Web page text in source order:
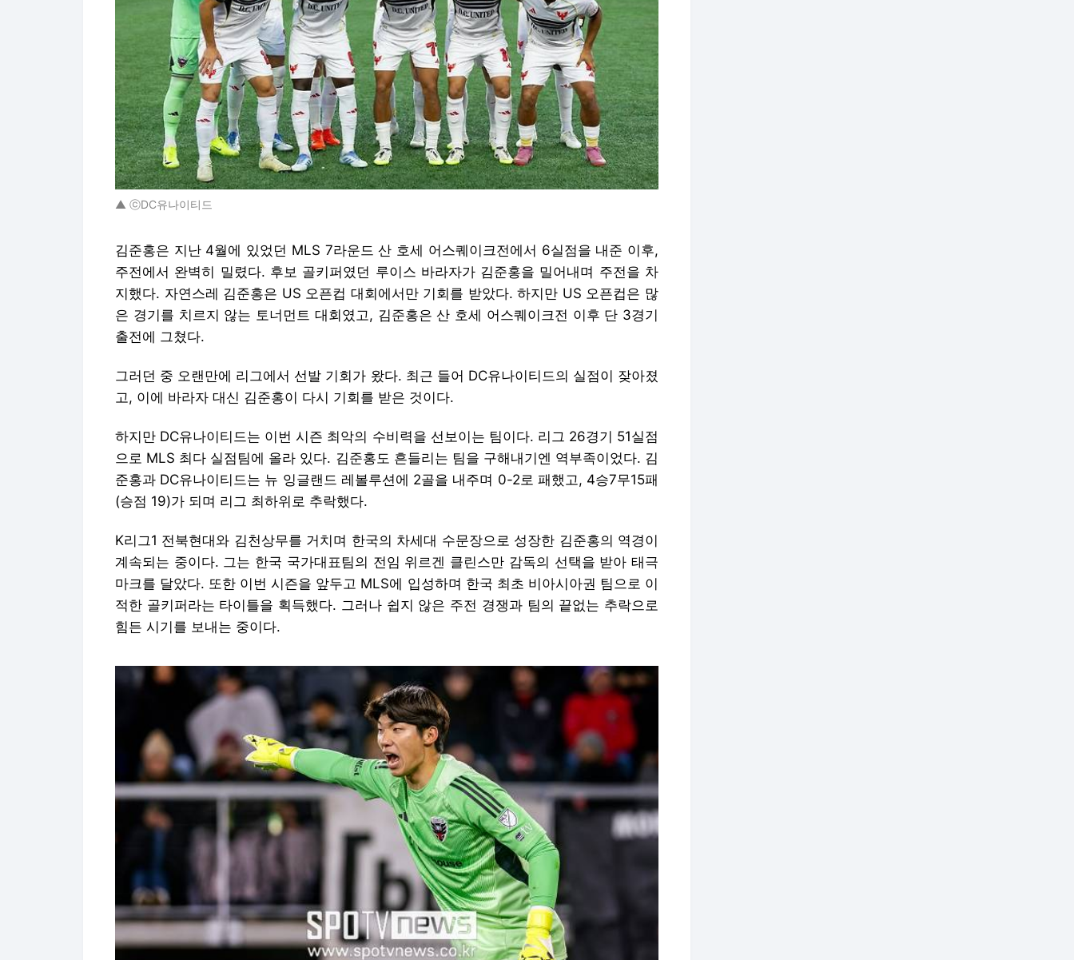
▲ ⓒDC유나이티드
김준홍은 지난 4월에 있었던 MLS 7라운드 산 호세 어스퀘이크전에서 6실점을 내준 이후,
주전에서 완벽히 밀렸다. 후보 골키퍼였던 루이스 바라자가 김준홍을 밀어내며 주전을 차
지했다. 자연스레 김준홍은 US 오픈컵 대회에서만 기회를 받았다. 하지만 US 오픈컵은 많
은 경기를 치르지 않는 토너먼트 대회였고, 김준홍은 산 호세 어스퀘이크전 이후 단 3경기
출전에 그쳤다.
그러던 중 오랜만에 리그에서 선발 기회가 왔다. 최근 들어 DC유나이티드의 실점이 잦아졌
고, 이에 바라자 대신 김준홍이 다시 기회를 받은 것이다.
하지만 DC유나이티드는 이번 시즌 최악의 수비력을 선보이는 팀이다. 리그 26경기 51실점
으로 MLS 최다 실점팀에 올라 있다. 김준홍도 흔들리는 팀을 구해내기엔 역부족이었다. 김
준홍과 DC유나이티드는 뉴 잉글랜드 레볼루션에 2골을 내주며 0-2로 패했고, 4승7무15패
(승점 19)가 되며 리그 최하위로 추락했다.
K리그1 전북현대와 김천상무를 거치며 한국의 차세대 수문장으로 성장한 김준홍의 역경이
계속되는 중이다. 그는 한국 국가대표팀의 전임 위르겐 클린스만 감독의 선택을 받아 태극
마크를 달았다. 또한 이번 시즌을 앞두고 MLS에 입성하며 한국 최초 비아시아권 팀으로 이
적한 골키퍼라는 타이틀을 획득했다. 그러나 쉽지 않은 주전 경쟁과 팀의 끝없는 추락으로
힘든 시기를 보내는 중이다.